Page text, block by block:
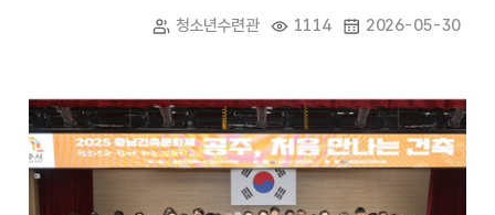
청소년수련관 1114 2026-05-30